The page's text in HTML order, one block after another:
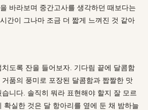
바라보며 중간고사를 생각하던 때보다는
간이 그나마 조금 더 짧게 느껴진 것 같아
도록 잔을 들어보자. 기다림 끝에 달콤함
품의 풍미로 포장된 달콤함과 짭짤한 맛
니다. 솔직히 뭐라 표현해야 할지 잘 모르
확실한 것은 달 항아리를 옆에 둔 채 밤하늘